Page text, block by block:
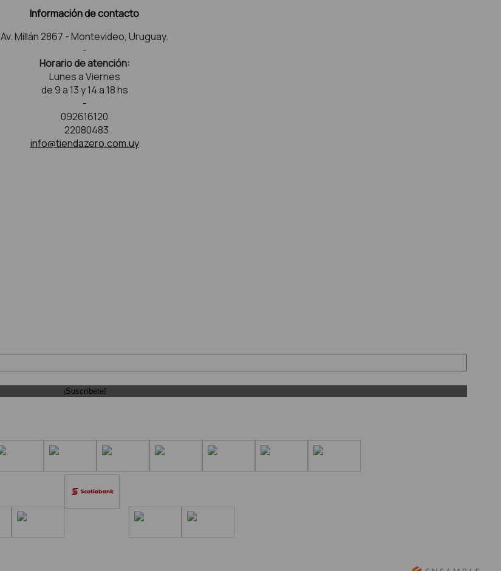
Información de contacto
Av. Millán 2867 - Montevideo, Uruguay.
-
Horario de atención:
Lunes a Viernes
de 9 a 13 y 14 a 18 hs
-
092616120
22080483
info@tiendazero.com.uy